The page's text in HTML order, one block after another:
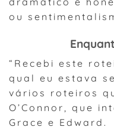
ou
“Recebi este
qual eu estava
vários roteiros
O’Connor, que
Grace e Edward.